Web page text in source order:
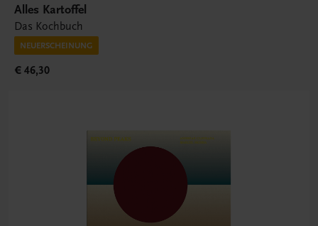
Alles Kartoffel
Das Kochbuch
NEUERSCHEINUNG
€ 46,30